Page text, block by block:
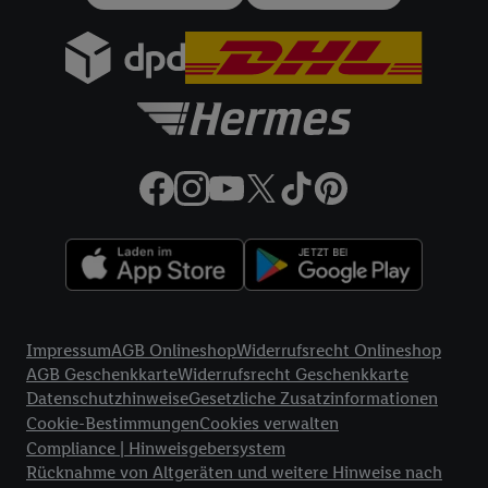
ImpressumAGB OnlineshopWiderrufsrecht Onlineshop
AGB GeschenkkarteWiderrufsrecht Geschenkkarte
DatenschutzhinweiseGesetzliche Zusatzinformationen
Cookie-BestimmungenCookies verwalten
Compliance | Hinweisgebersystem
Rücknahme von Altgeräten und weitere Hinweise nach
Zudem erlauben Sie uns, der Utiq SA/NV („Utiq“) und
IhremTelekommunikationsnetzbetreiber, die Utiq-Technologie
in den Lidl-Diensten einzusetzen. Utiq prüft zunächst anhand
Ihrer IP-Adresse, ob die Technologie für Sie verfügbar ist.
Netzbetreiber weiter, der anhand der IP-Adresse und einer
Kundenkonto-Referenz, wie z.B. Ihrer Mobilfunknummer, eine
verwenden, um Sie wiederzuerkennen und Erkenntnisse über
Ihr Nutzungsverhalten in den Lidl-Diensten zu erfassen.
werden, damit wir Ihnen dort personalisierte Werbung
ausspielen können. Sie können Ihre Einwilligung speziell zur
Nutzung der Utiq-Technologie - zusätzlich zur weiter unten
erläuterten Möglichkeit, Ihre Einwilligung generell zu
widerrufen - jederzeit auch überdas Datenschutzportal von